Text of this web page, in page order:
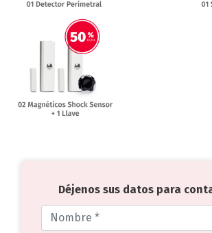
Déjenos sus datos para